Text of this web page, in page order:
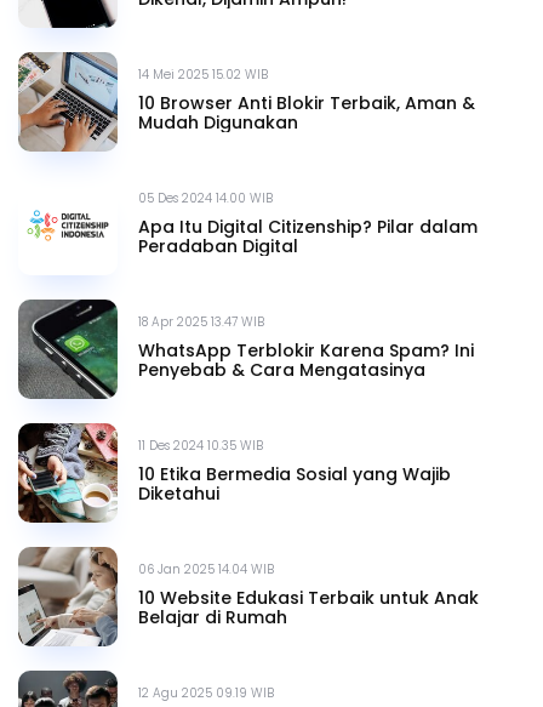
14 Mei 2025 15.02 WIB
10 Browser Anti Blokir Terbaik, Aman &
Mudah Digunakan
05 Des 2024 14.00 WIB
Apa Itu Digital Citizenship? Pilar dalam
Peradaban Digital
18 Apr 2025 13.47 WIB
WhatsApp Terblokir Karena Spam? Ini
Penyebab & Cara Mengatasinya
11 Des 2024 10.35 WIB
10 Etika Bermedia Sosial yang Wajib
Diketahui
06 Jan 2025 14.04 WIB
10 Website Edukasi Terbaik untuk Anak
Belajar di Rumah
12 Agu 2025 09.19 WIB